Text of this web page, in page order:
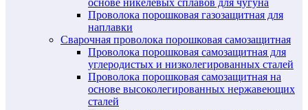
основе никелевых сплавов для чугуна
Проволока порошковая газозащитная для
наплавки
Сварочная проволока порошковая самозащитная
Проволока порошковая самозащитная для
углеродистых и низколегированных сталей
Проволока порошковая самозащитная на
основе высоколегированных нержавеющих
сталей